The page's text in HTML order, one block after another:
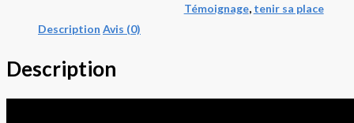
Témoignage, tenir sa place
Description Avis (0)
Description